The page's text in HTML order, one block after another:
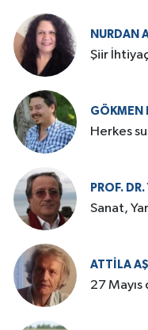
NURDAN
Şiir
GÖKMEN
Herkes
PROF.
Sanat,
ATTILA
27